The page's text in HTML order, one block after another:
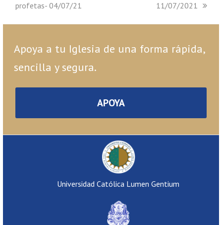
profetas- 04/07/21
11/07/2021
Apoya a tu Iglesia de una forma rápida,
sencilla y segura.
APOYA
Universidad Católica Lumen Gentium